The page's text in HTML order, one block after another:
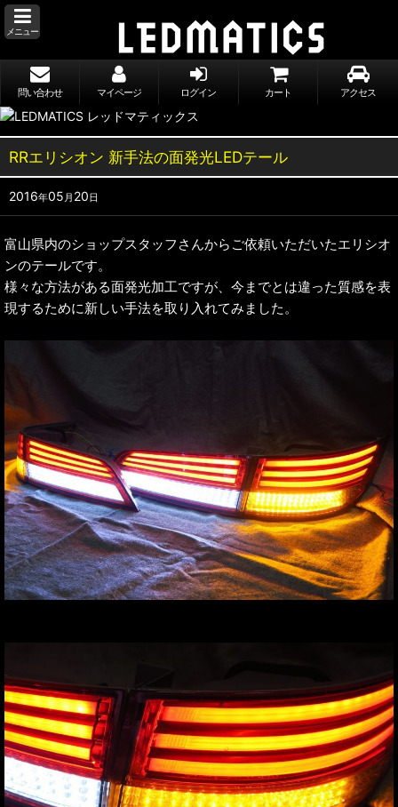
メニュー
問い合わせ マイページ ログイン カート アクセス
RRエリシオン 新手法の面発光LEDテール
2016年05 月 20日
富山県内のショップスタッフさんからご依頼いただいたエリシオ
ンのテールです。
様々な方法がある面発光加工ですが、今までとは違った質感を表
現するために新しい手法を取り入れてみました。